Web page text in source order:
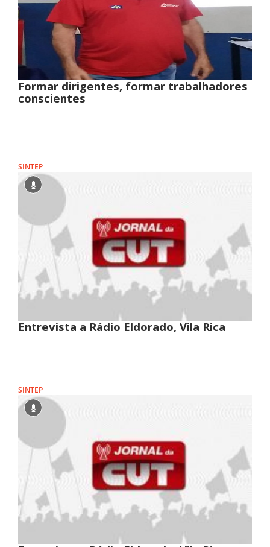
Formar dirigentes, formar trabalhadores
conscientes
SINTEP
Entrevista a Rádio Eldorado, Vila Rica
SINTEP